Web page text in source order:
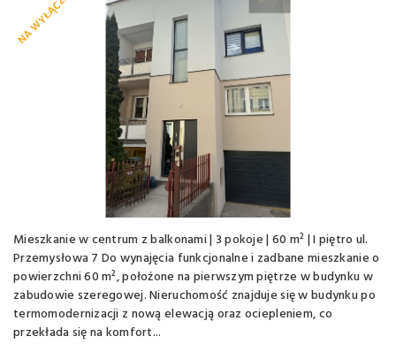
Mieszkanie w centrum z balkonami | 3 pokoje | 60 m² | I piętro ul.
Przemysłowa 7 Do wynajęcia funkcjonalne i zadbane mieszkanie o
powierzchni 60 m², położone na pierwszym piętrze w budynku w
zabudowie szeregowej. Nieruchomość znajduje się w budynku po
termomodernizacji z nową elewacją oraz ociepleniem, co
przekłada się na komfort...